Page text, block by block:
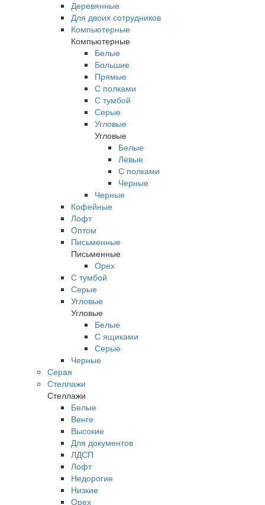
Деревянные
Для двоих сотрудников
Компьютерные
Компьютерные
Белые
Большие
Прямые
С полками
С тумбой
Серые
Угловые
Угловые
Белые
Левые
С полками
Черные
Черные
Кофейные
Лофт
Оптом
Письменные
Письменные
Орех
С тумбой
Серые
Угловые
Угловые
Белые
С ящиками
Серые
Черные
Серая
Стеллажи
Стеллажи
Белые
Венге
Высокие
Для документов
ЛДСП
Лофт
Недорогие
Низкие
Орех